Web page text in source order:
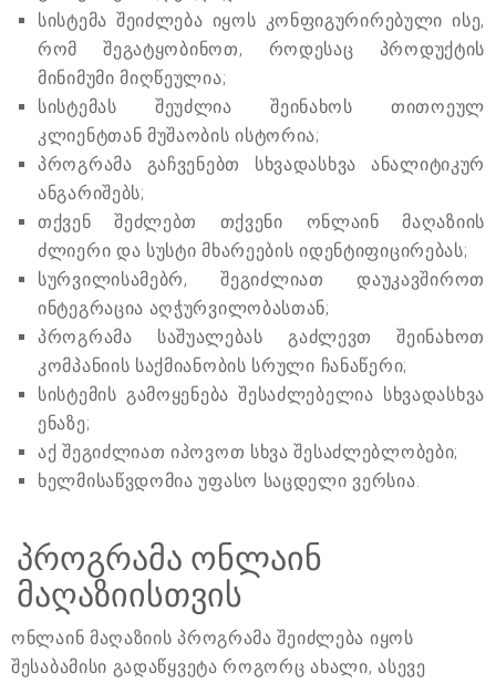
სისტემა შეიძლება იყოს კონფიგურირებული ისე,
რომ შეგატყობინოთ, როდესაც პროდუქტის
მინიმუმი მიღწეულია;
სისტემას შეუძლია შეინახოს თითოეულ
კლიენტთან მუშაობის ისტორია;
პროგრამა გაჩვენებთ სხვადასხვა ანალიტიკურ
ანგარიშებს;
თქვენ შეძლებთ თქვენი ონლაინ მაღაზიის
ძლიერი და სუსტი მხარეების იდენტიფიცირებას;
სურვილისამებრ, შეგიძლიათ დაუკავშიროთ
ინტეგრაცია აღჭურვილობასთან;
პროგრამა საშუალებას გაძლევთ შეინახოთ
კომპანიის საქმიანობის სრული ჩანაწერი;
სისტემის გამოყენება შესაძლებელია სხვადასხვა
ენაზე;
აქ შეგიძლიათ იპოვოთ სხვა შესაძლებლობები;
ხელმისაწვდომია უფასო საცდელი ვერსია.
პროგრამა ონლაინ
მაღაზიისთვის
ონლაინ მაღაზიის პროგრამა შეიძლება იყოს
შესაბამისი გადაწყვეტა როგორც ახალი, ასევე